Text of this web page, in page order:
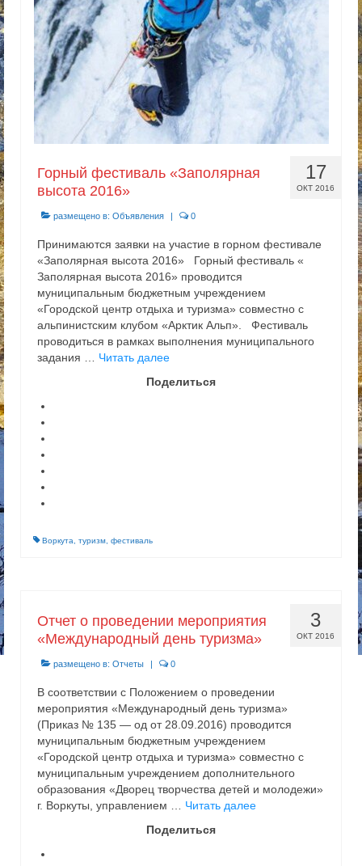
17
ОКТ 2016
Горный фестиваль «Заполярная
высота 2016»
размещено в: Объявления | 0
Принимаются заявки на участие в горном фестивале
«Заполярная высота 2016» Горный фестиваль «
Заполярная высота 2016» проводится
муниципальным бюджетным учреждением
«Городской центр отдыха и туризма» совместно с
альпинистским клубом «Арктик Альп». Фестиваль
проводиться в рамках выполнения муниципального
задания … Читать далее
Поделиться
Воркута туризм фестиваль
3
ОКТ 2016
Отчет о проведении мероприятия
«Международный день туризма»
размещено в: Отчеты | 0
В соответствии с Положением о проведении
мероприятия «Международный день туризма»
(Приказ № 135 — од от 28.09.2016) проводится
муниципальным бюджетным учреждением
«Городской центр отдыха и туризма» совместно с
муниципальным учреждением дополнительного
образования «Дворец творчества детей и молодежи»
г. Воркуты, управлением … Читать далее
Поделиться